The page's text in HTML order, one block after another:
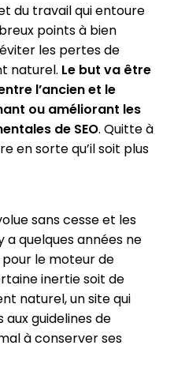
du travail qui entoure
points à bien
les pertes de
naturel. Le but va être
l’ancien et le
ou améliorant les
de SEO. Quitte à
en sorte qu’il soit plus
sans cesse et les
a quelques années ne
le moteur de
inertie soit de
naturel, un site qui
guidelines de
à conserver ses